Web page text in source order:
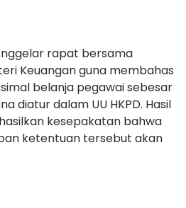
rapat bersama
Keuangan guna membahas
belanja pegawai sebesar
diatur dalam UU HKPD. Hasil
kesepakatan bahwa
ketentuan tersebut akan